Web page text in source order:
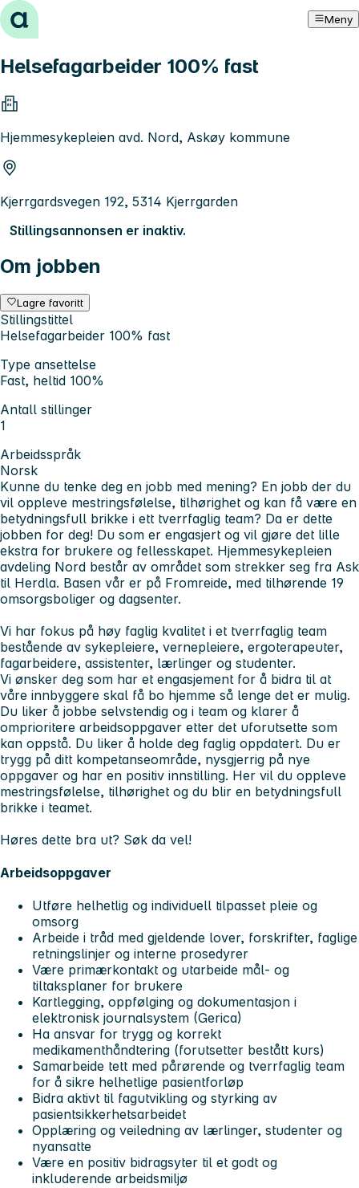
Hopp til innhold Meny
Helsefagarbeider 100% fast
Hjemmesykepleien avd. Nord, Askøy kommune
Kjerrgardsvegen 192, 5314 Kjerrgarden
Stillingsannonsen er inaktiv.
Om jobben
Lagre favoritt
Stillingstittel
Helsefagarbeider 100% fast
Type ansettelse
Fast, heltid 100%
Antall stillinger
1
Arbeidsspråk
Norsk
Kunne du tenke deg en jobb med mening? En jobb der du
vil oppleve mestringsfølelse, tilhørighet og kan få være en
betydningsfull brikke i ett tverrfaglig team? Da er dette
jobben for deg! Du som er engasjert og vil gjøre det lille
ekstra for brukere og fellesskapet. Hjemmesykepleien
avdeling Nord består av området som strekker seg fra Ask
til Herdla. Basen vår er på Fromreide, med tilhørende 19
omsorgsboliger og dagsenter.
Vi har fokus på høy faglig kvalitet i et tverrfaglig team
bestående av sykepleiere, vernepleiere, ergoterapeuter,
fagarbeidere, assistenter, lærlinger og studenter.
Vi ønsker deg som har et engasjement for å bidra til at
våre innbyggere skal få bo hjemme så lenge det er mulig.
Du liker å jobbe selvstendig og i team og klarer å
omprioritere arbeidsoppgaver etter det uforutsette som
kan oppstå. Du liker å holde deg faglig oppdatert. Du er
trygg på ditt kompetanseområde, nysgjerrig på nye
oppgaver og har en positiv innstilling. Her vil du oppleve
mestringsfølelse, tilhørighet og du blir en betydningsfull
brikke i teamet.
Høres dette bra ut? Søk da vel!
Arbeidsoppgaver
Utføre helhetlig og individuell tilpasset pleie og
omsorg
Arbeide i tråd med gjeldende lover, forskrifter, faglige
retningslinjer og interne prosedyrer
Være primærkontakt og utarbeide mål- og
tiltaksplaner for brukere
Kartlegging, oppfølging og dokumentasjon i
elektronisk journalsystem (Gerica)
Ha ansvar for trygg og korrekt
medikamenthåndtering (forutsetter bestått kurs)
Samarbeide tett med pårørende og tverrfaglig team
for å sikre helhetlige pasientforløp
Bidra aktivt til fagutvikling og styrking av
pasientsikkerhetsarbeidet
Opplæring og veiledning av lærlinger, studenter og
nyansatte
Være en positiv bidragsyter til et godt og
inkluderende arbeidsmiljø